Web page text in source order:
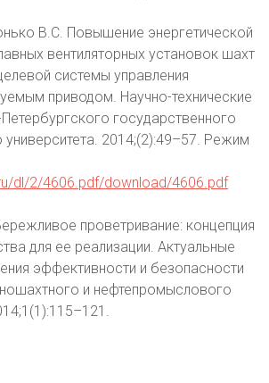
В.С. Повышение энергетической
вентиляторных установок шахт
системы управления
приводом. Научно-технические
государственного
университета. 2014;(2):49–57. Режим
dl/2/4606.pdf/download/4606.pdf
проветривание: концепция
для ее реализации. Актуальные
эффективности и безопасности
и нефтепромыслового